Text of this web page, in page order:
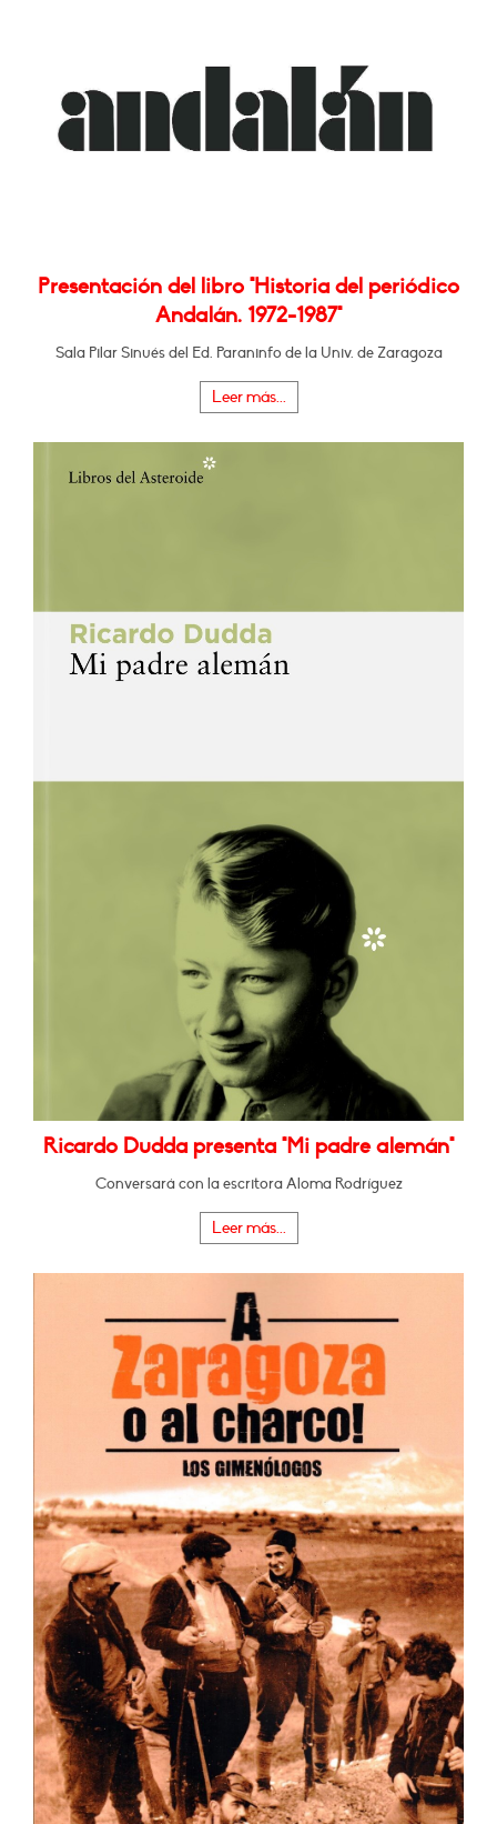
Presentación del libro "Historia del periódico
Andalán. 1972-1987"
Sala Pilar Sinués del Ed. Paraninfo de la Univ. de Zaragoza
Leer más...
Ricardo Dudda presenta "Mi padre alemán"
Conversará con la escritora Aloma Rodríguez
Leer más...